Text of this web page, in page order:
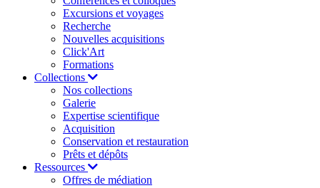
Excursions et voyages
Recherche
Nouvelles acquisitions
Click'Art
Formations
Collections
Nos collections
Galerie
Expertise scientifique
Acquisition
Conservation et restauration
Prêts et dépôts
Ressources
Offres de médiation